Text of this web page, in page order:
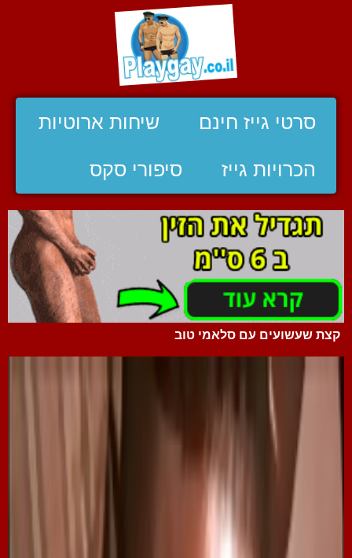
סרטי גייז חינם שיחות ארוטיות
הכרויות גייז סיפורי סקס
קצת שעשועים עם סלאמי טוב